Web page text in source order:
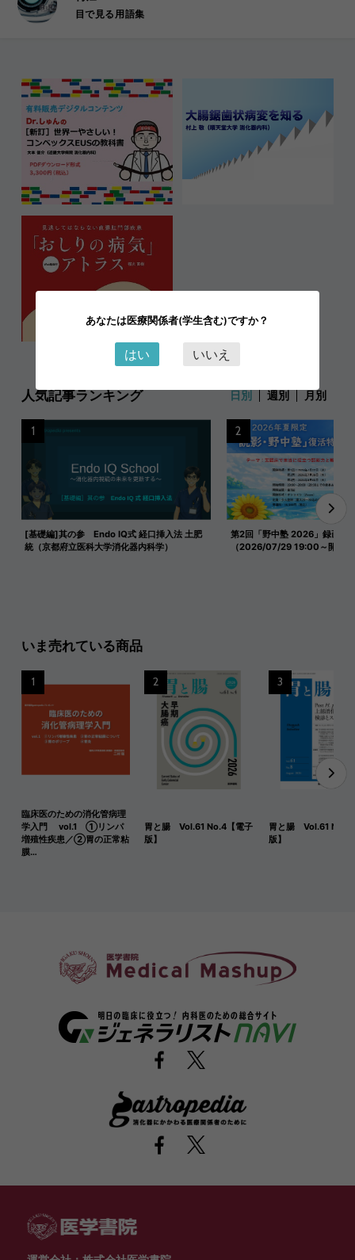
目で見る用語集
人気記事ランキング 日別 週別 月別
[基礎編]其の参 Endo IQ式 経口挿入法 土肥
統（京都府立医科大学消化器内科学）
1
第2回「野中塾 2026」録画映
（2026/07/29 19:00～開催）
2
いま売れている商品
臨床医のための消化管病理
学入門 vol.1 ①リンパ
増殖性疾患／②胃の正常粘
膜…
1
胃と腸 Vol.61 No.4【電子
版】
2
胃と腸 Vol.61 No.8
版】
3
あなたは医療関係者(学生含む)ですか？
はい いいえ